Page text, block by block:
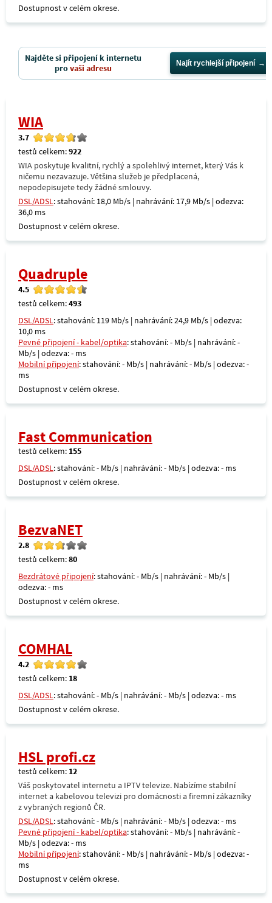
Dostupnost v celém okrese.
Najděte si připojení k internetu
provaši adresu Najít rychlejší připojení
WIA
3.7
testů celkem:922
WIA poskytuje kvalitní, rychlý a spolehlivý internet, který Vás k
ničemu nezavazuje. Většina služeb je předplacená,
nepodepisujete tedy žádné smlouvy.
DSL/ADSL: stahování: 18,0 Mb/s | nahrávání: 17,9 Mb/s | odezva:
36,0 ms
Dostupnost v celém okrese.
Quadruple
4.5
testů celkem:493
DSL/ADSL: stahování: 119 Mb/s | nahrávání: 24,9 Mb/s | odezva:
10,0 ms
Pevné připojení - kabel/optika: stahování: - Mb/s | nahrávání: -
Mb/s | odezva: - ms
Mobilní připojení: stahování: - Mb/s | nahrávání: - Mb/s | odezva: -
ms
Dostupnost v celém okrese.
Fast Communication
testů celkem: 155
DSL/ADSL: stahování: - Mb/s | nahrávání: - Mb/s | odezva: - ms
Dostupnost v celém okrese.
BezvaNET
2.8
testů celkem:80
Bezdrátové připojení: stahování: - Mb/s | nahrávání: - Mb/s |
odezva: - ms
Dostupnost v celém okrese.
COMHAL
4.2
testů celkem: 18
DSL/ADSL: stahování: - Mb/s | nahrávání: - Mb/s | odezva: - ms
Dostupnost v celém okrese.
HSL profi.cz
testů celkem: 12
Váš poskytovatel internetu a IPTV televize. Nabízíme stabilní
internet a kabelovou televizi pro domácnosti a firemní zákazníky
z vybraných regionů ČR.
DSL/ADSL: stahování: - Mb/s | nahrávání: - Mb/s | odezva: - ms
Pevné připojení - kabel/optika: stahování: - Mb/s | nahrávání: -
Mb/s | odezva: - ms
Mobilní připojení: stahování: - Mb/s | nahrávání: - Mb/s | odezva: -
ms
Dostupnost v celém okrese.